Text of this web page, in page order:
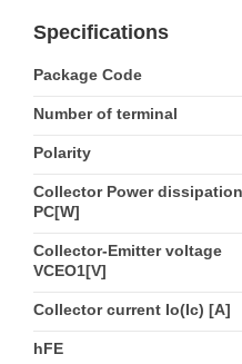
Specifications
Package Code
Number of terminal
Polarity
Collector Power dissipation
PC[W]
Collector-Emitter voltage
VCEO1[V]
Collector current Io(Ic) [A]
hFE